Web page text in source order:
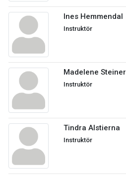
Ines Hemmendal
Instruktör
Madelene Steiner
Instruktör
Tindra Alstierna
Instruktör